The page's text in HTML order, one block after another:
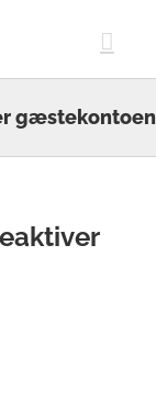
gæstekontoen